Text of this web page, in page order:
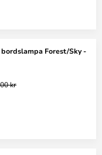
bordslampa Forest/Sky -
kr